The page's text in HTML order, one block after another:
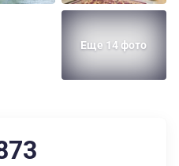
Еще 14 фото